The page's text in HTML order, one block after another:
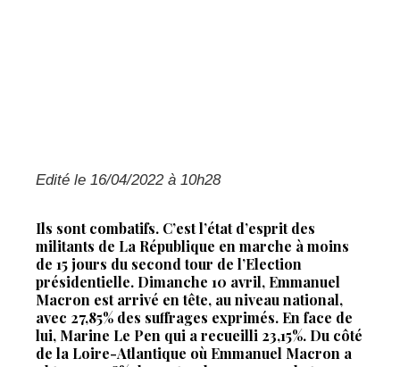
Edité le 16/04/2022 à 10h28
Ils sont combatifs. C’est l’état d’esprit des
militants de La République en marche à moins
de 15 jours du second tour de l’Election
présidentielle. Dimanche 10 avril, Emmanuel
Macron est arrivé en tête, au niveau national,
avec 27,85% des suffrages exprimés. En face de
lui, Marine Le Pen qui a recueilli 23,15%. Du côté
de la Loire-Atlantique où Emmanuel Macron a